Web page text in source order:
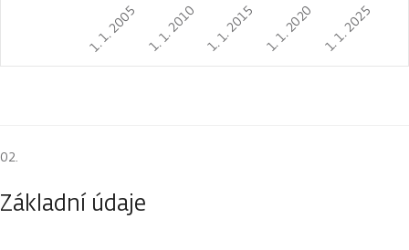
1. 1. 2005 1. 1. 2010 1. 1. 2015 1. 1. 2020 1. 1. 2025
Základní údaje